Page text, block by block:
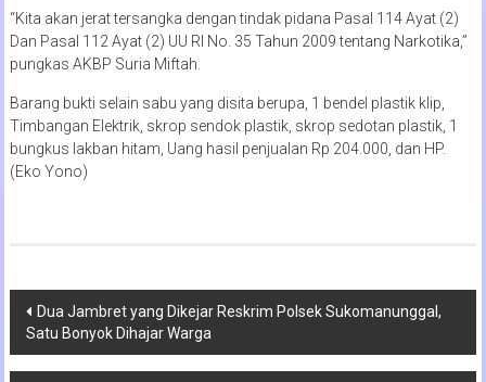
“Kita akan jerat tersangka dengan tindak pidana Pasal 114 Ayat (2)
Dan Pasal 112 Ayat (2) UU RI No. 35 Tahun 2009 tentang Narkotika,”
pungkas AKBP Suria Miftah.
Barang bukti selain sabu yang disita berupa, 1 bendel plastik klip,
Timbangan Elektrik, skrop sendok plastik, skrop sedotan plastik, 1
bungkus lakban hitam, Uang hasil penjualan Rp 204.000, dan HP.
(Eko Yono)
Navigasi
pos
Dua Jambret yang Dikejar Reskrim Polsek Sukomanunggal,
Satu Bonyok Dihajar Warga